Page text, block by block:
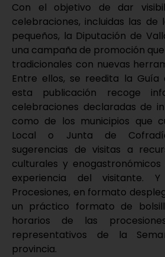
Con el objetivo de dar
celebraciones, incluidas las de
pequeños, la Diputación de
una campaña de promoción
tradicionales con nuevas
Entre ellos, se reedita la Guía
esta publicación recoge
celebraciones declaradas de
como de los municipios que
Local o Junta de
sugerencias de visitas a
culturales y
experiencia del visitante.
Procesiones, en formato
un práctico formato de
horarios de las
representativos de la
provincia.